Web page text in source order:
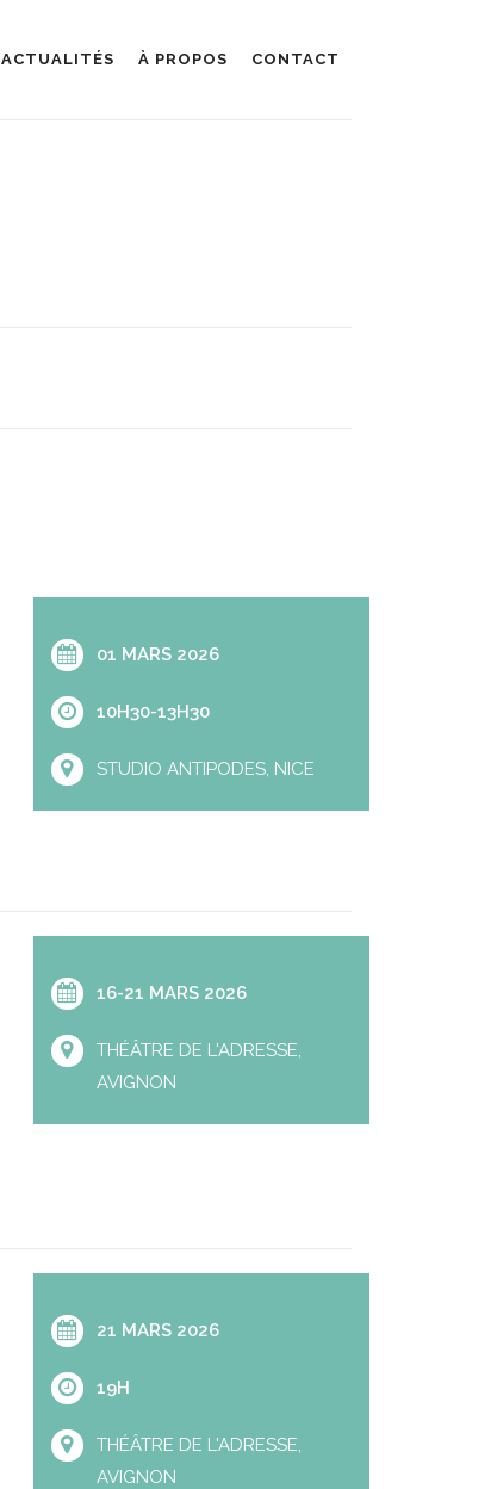
ACTUALITÉS À PROPOS CONTACT
01 MARS 2026
10H30-13H30
STUDIO ANTIPODES, NICE
16-21 MARS 2026
THÉÂTRE DE L'ADRESSE,
AVIGNON
21 MARS 2026
19H
THÉÂTRE DE L'ADRESSE,
AVIGNON